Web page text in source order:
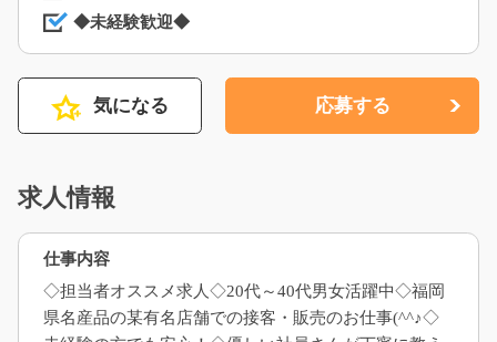
◆未経験歓迎◆
気になる 応募する
求人情報
仕事内容
◇担当者オススメ求人◇20代～40代男女活躍中◇福岡
県名産品の某有名店舗での接客・販売のお仕事(^^♪◇